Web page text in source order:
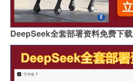
DeepSeek全套部署资料免费下载